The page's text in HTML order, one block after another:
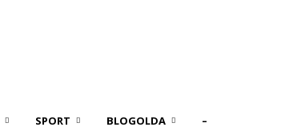
SPORT BLOGOLDA –